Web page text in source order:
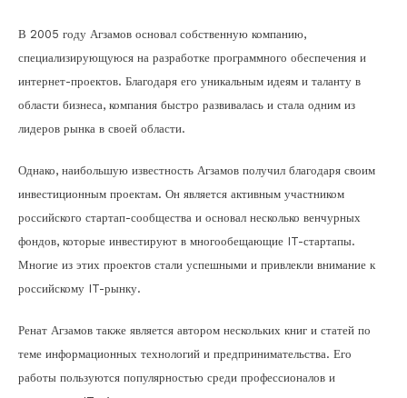
В 2005 году Агзамов основал собственную компанию,
специализирующуюся на разработке программного обеспечения и
интернет-проектов. Благодаря его уникальным идеям и таланту в
области бизнеса, компания быстро развивалась и стала одним из
лидеров рынка в своей области.
Однако, наибольшую известность Агзамов получил благодаря своим
инвестиционным проектам. Он является активным участником
российского стартап-сообщества и основал несколько венчурных
фондов, которые инвестируют в многообещающие IT-стартапы.
Многие из этих проектов стали успешными и привлекли внимание к
российскому IT-рынку.
Ренат Агзамов также является автором нескольких книг и статей по
теме информационных технологий и предпринимательства. Его
работы пользуются популярностью среди профессионалов и